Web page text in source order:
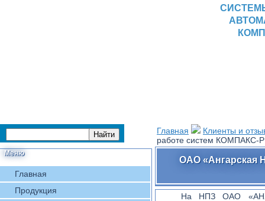
Меню
Главная
Продукция
Главная
Клиенты и
работе систем
ОАО «Ангарская
На НПЗ ОАО